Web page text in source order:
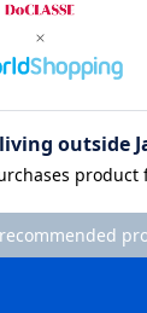
み2重。カップ部